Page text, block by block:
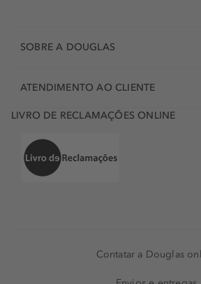
SOBRE A DOUGLAS
ATENDIMENTO AO CLIENTE
LIVRO DE RECLAMAÇÕES ONLINE
Contatar a Douglas